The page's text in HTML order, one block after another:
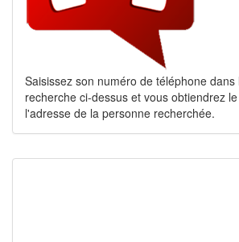
Saisissez son numéro de téléphone
recherche ci-dessus et vous obtiendrez
l'adresse de la personne recherchée.